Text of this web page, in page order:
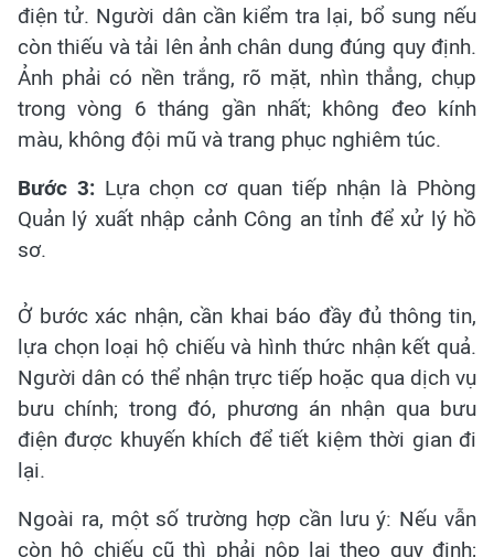
điện tử. Người dân cần kiểm tra lại, bổ sung nếu
còn thiếu và tải lên ảnh chân dung đúng quy định.
Ảnh phải có nền trắng, rõ mặt, nhìn thẳng, chụp
trong vòng 6 tháng gần nhất; không đeo kính
màu, không đội mũ và trang phục nghiêm túc.
Bước 3:Lựa chọn cơ quan tiếp nhận là Phòng
Quản lý xuất nhập cảnh Công an tỉnh để xử lý hồ
sơ.
Ở bước xác nhận, cần khai báo đầy đủ thông tin,
lựa chọn loại hộ chiếu và hình thức nhận kết quả.
Người dân có thể nhận trực tiếp hoặc qua dịch vụ
bưu chính; trong đó, phương án nhận qua bưu
điện được khuyến khích để tiết kiệm thời gian đi
lại.
Ngoài ra, một số trường hợp cần lưu ý: Nếu vẫn
còn hộ chiếu cũ thì phải nộp lại theo quy định;